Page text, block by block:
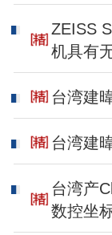
ZEISS
机具有
台湾建
台湾建
台湾产
数控坐